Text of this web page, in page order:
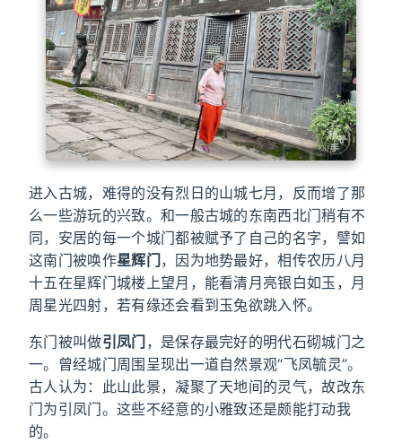
进入古城，难得的没有烈日的山城七月，反而增了那
么一些游玩的兴致。和一般古城的东南西北门稍有不
同，安居的每一个城门都被赋予了自己的名字，譬如
这南门被唤作星辉门 ，因为地势最好，相传农历八月
十五在星辉门城楼上望月，能看清月亮银白如玉，月
周星光四射，若有缘还会看到玉兔欲跳入怀。
东门被叫做引凤门 ，是保存最完好的明代石砌城门之
一。曾经城门周围呈现出一道自然景观“飞凤毓灵”。
古人认为：此山此景，凝聚了天地间的灵气，故改东
门为引凤门。这些不经意的小雅致还是颇能打动我
的。